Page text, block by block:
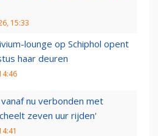
15:33
lounge op Schiphol opent
haar deuren
nu verbonden met
zeven uur rijden'